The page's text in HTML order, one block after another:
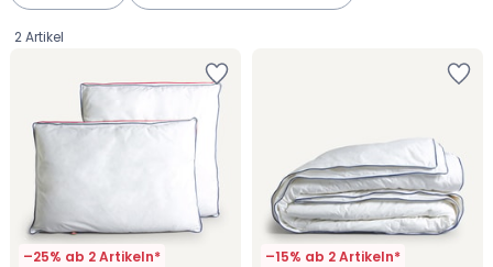
2 Artikel
–25% ab 2 Artikeln* –15% ab 2 Artikeln*